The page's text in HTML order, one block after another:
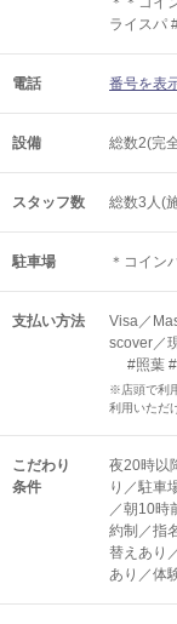
ライスパ
電話 番号を表
設備 総数2(完
スタッフ数 総数3人(
駐車場 ＊コイン
支払い方法
Visa／
scover／
#照葉 #
※店頭で利
利用いただ
こだわり
条件
夜20時以
り／駐車
／朝10時
約制／指
替えあり
あり／体